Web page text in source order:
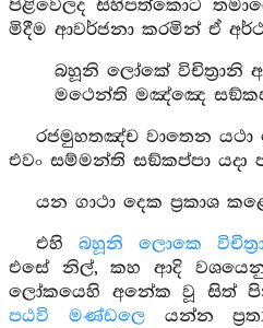
පිළිවෙලද සිහිපත්කොට
මිදීම ආවර්ජනා කරමින් ඒ
බහූනි ලෝකේ විචිත්‍රානි
මථෙන්ති මඤ්ඤෙ
රජමුහතඤ්ච වාතෙන
එවං සම්මන්ති සඞ්කප්පා
යන ගාථා දෙක ප්‍රකාශ
එහි බහූනි ලොකෙ
එසේ නිල්, කහ ආදි
ලෝකයෙහි අනේක වූ සිත්
පඨවි මණ්ඩලෙයන්න